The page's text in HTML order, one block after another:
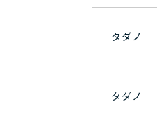
タダノ
タダノ